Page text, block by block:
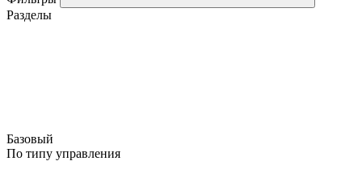
Разделы
Базовый
По типу управления